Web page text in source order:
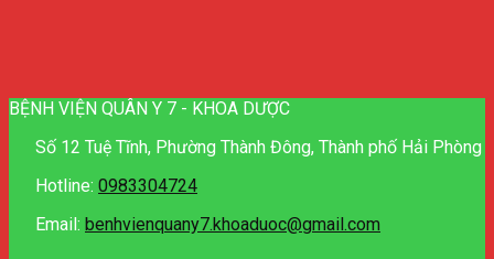
BỆNH VIỆN QUÂN Y 7 - KHOA DƯỢC
Số 12 Tuệ Tĩnh, Phường Thành Đông, Thành phố Hải Phòng
Hotline: 0983304724
Email: benhvienquany7.khoaduoc@gmail.com